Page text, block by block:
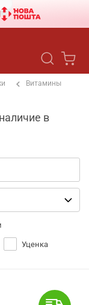
Витамины
в
Уценка